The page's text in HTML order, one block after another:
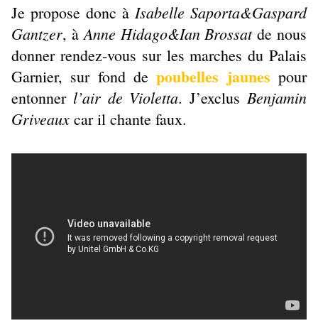
Je propose donc à Isabelle Saporta&Gaspard
Gantzer, à Anne Hidago&Ian Brossatde nous
donner rendez-vous sur les marches du Palais
Garnier, sur fond depoubelles jaunes pour
entonner l’air de Violetta. J’exclus Benjamin
Griveaux car il chante faux.